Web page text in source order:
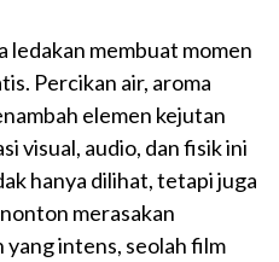
ledakan membuat momen
Percikan air, aroma
elemen kejutan
visual, audio, dan fisik ini
hanya dilihat, tetapi juga
merasakan
intens, seolah film